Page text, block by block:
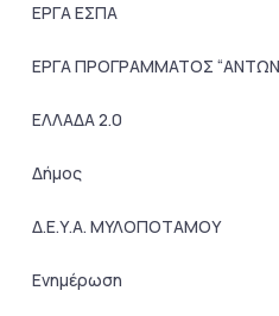
ΕΡΓΑ ΕΣΠΑ
ΕΡΓΑ ΠΡΟΓΡΑΜΜΑΤΟΣ
ΕΛΛΑΔΑ 2.0
Δήμος
Δ.Ε.Υ.Α. ΜΥΛΟΠΟΤΑΜΟΥ
Ενημέρωση